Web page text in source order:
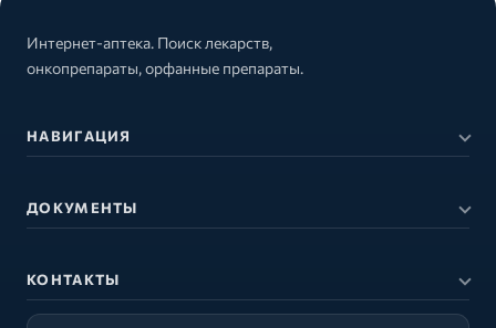
Интернет-аптека. Поиск лекарств,
онкопрепараты, орфанные препараты.
НАВИГАЦИЯ
ДОКУМЕНТЫ
КОНТАКТЫ